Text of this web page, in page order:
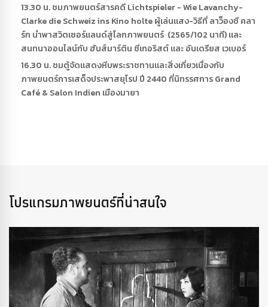
13.30 น. ชมภาพยนตร์สารคดี Lichtspieler - Wie Lavanchy-
Clarke die Schweiz ins Kino holte ผู้เล่นแสง-วิธีที่ ลาว็องชี คลา
ร์ก นำพาสวิตเซอร์แลนด์สู่โลกภาพยนตร์ (2565/102 นาที) และ
สนทนาออนไลน์กับ ฮันส์มาร์ติน ซีเกอริสต์ และ อันเดรียส เวเบอร์
16.30 น. ชมตู้จัดแสดงหีบพระราชทานและสิ่งเกี่ยวเนื่องกับ
ภาพยนตร์การเสด็จประพาสยุโรป ปี 2440 ที่นิทรรศการ Grand
Café & Salon Indien เมืองมายา
โปรแกรมภาพยนตร์ที่น่าสนใจ